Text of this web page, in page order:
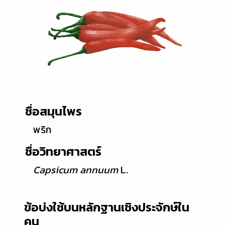
ชื่อสมุนไพร
พริก
ชื่อวิทยาศาสตร์
Capsicum annuumL.
ข้อบ่งใช้บนหลักฐานเชิงประจักษ์ใน
คน